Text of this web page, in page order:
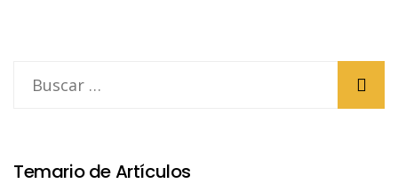
Temario de Artículos